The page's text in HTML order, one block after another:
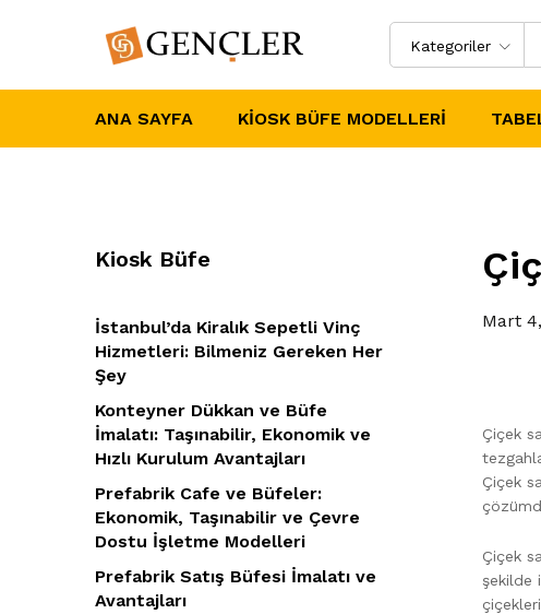
Kategoriler
ANA SAYFA KIOSK BÜFE MODELLERI
Mart
Çiçek
Çiçek
Çiçek
şekilde
Kiosk Büfe
İstanbul’da Kiralık Sepetli Vinç
Hizmetleri: Bilmeniz Gereken Her
Şey
Konteyner Dükkan ve Büfe
İmalatı: Taşınabilir, Ekonomik ve
Hızlı Kurulum Avantajları
Prefabrik Cafe ve Büfeler:
Ekonomik, Taşınabilir ve Çevre
Dostu İşletme Modelleri
Prefabrik Satış Büfesi İmalatı ve
Avantajları